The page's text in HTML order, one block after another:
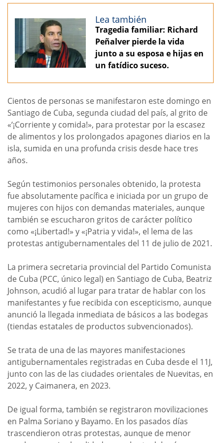
Lea también
Tragedia familiar: Richard
Peñalver pierde la vida
junto a su esposa e hijas en
un fatídico suceso.
Cientos de personas se manifestaron este domingo en
Santiago de Cuba, segunda ciudad del país, al grito de
«‘¡Corriente y comida!», para protestar por la escasez
de alimentos y los prolongados apagones diarios en la
isla, sumida en una profunda crisis desde hace tres
años.
Según testimonios personales obtenido, la protesta
fue absolutamente pacífica e iniciada por un grupo de
mujeres con hijos con demandas materiales, aunque
también se escucharon gritos de carácter político
como «¡Libertad!» y «¡Patria y vida!», el lema de las
protestas antigubernamentales del 11 de julio de 2021.
La primera secretaria provincial del Partido Comunista
de Cuba (PCC, único legal) en Santiago de Cuba, Beatriz
Johnson, acudió al lugar para tratar de hablar con los
manifestantes y fue recibida con escepticismo, aunque
anunció la llegada inmediata de básicos a las bodegas
(tiendas estatales de productos subvencionados).
Se trata de una de las mayores manifestaciones
antigubernamentales registradas en Cuba desde el 11J,
junto con las de las ciudades orientales de Nuevitas, en
2022, y Caimanera, en 2023.
De igual forma, también se registraron movilizaciones
en Palma Soriano y Bayamo. En los pasados días
trascendieron otras protestas, aunque de menor